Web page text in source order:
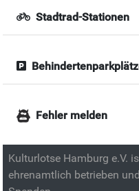
Stadtrad-Stationen
Fehler melden
Kulturlotse Hamburg e.V.
ehrenamtlich betrieben